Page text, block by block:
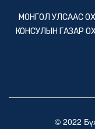
МОНГОЛ УЛСААС
КОНСУЛЫН ГАЗАР
© 2022